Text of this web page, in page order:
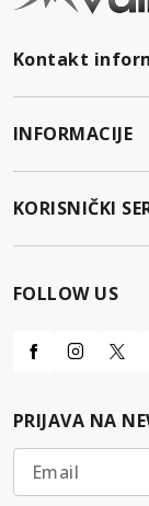
Kontakt
INFORMACIJE
KORISNIČKI
FOLLOW US
PRIJAVA NA
Email